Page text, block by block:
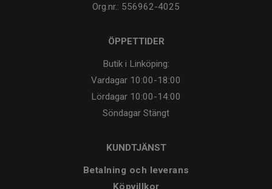
Org.nr.: 556962-4025
ÖPPETTIDER
Butik i Linköping:
Vardagar 10:00-18:00
Lördagar 10:00-14:00
Söndagar Stängt
KUNDTJÄNST
Betalning och leverans
Köpvillkor